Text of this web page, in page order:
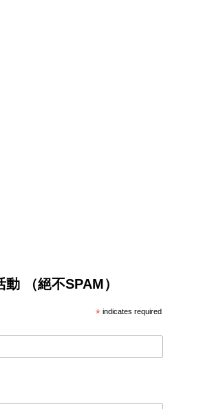
（絕不SPAM）
* indicates required